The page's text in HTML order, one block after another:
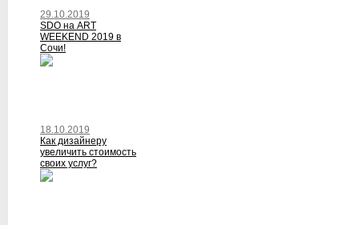
29.10.2019
SDO на ART
WEEKEND 2019 в
Сочи!
18.10.2019
Как дизайнеру
увеличить стоимость
своих услуг?